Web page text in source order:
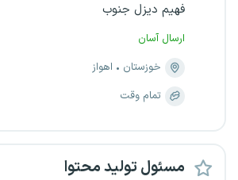
فهیم دیزل جنوب
ارسال آسان
خوزستان
اهواز
تمام وقت
مسئول تولید محتوا